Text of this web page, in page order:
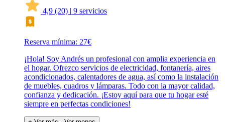
4,9 (20) | 9 servicios
Reserva mínima: 27€
¡Hola! Soy Andrés un profesional con amplia experiencia en
el hogar. Ofrezco servicios de electricidad, fontanería, aires
acondicionados, calentadores de agua, así como la instalación
de muebles, cuadros y lámparas. Todo con la mayor calidad,
confianza y dedicación. ¡Estoy aquí para que tu hogar esté
siempre en perfectas condiciones!